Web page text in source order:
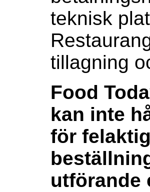
teknisk
tillagning
Food
kan inte
för
utförande